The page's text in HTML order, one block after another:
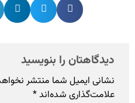
دیدگاهتان را بنویسید
نشانی ایمیل شما منتشر
علامت‌گذاری شده‌اند*